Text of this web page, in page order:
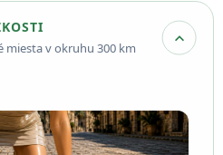
miesta v okruhu 300 km expand_more